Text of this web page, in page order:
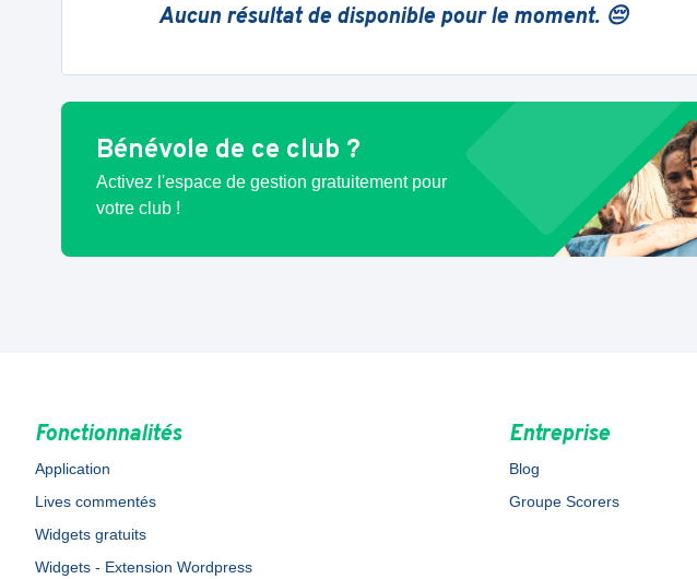
Aucun résultat de disponible pour le moment. 😔
Bénévole de ce club ?
Activez l'espace de gestion gratuitement pour
votre club !
Fonctionnalités
Application
Lives commentés
Widgets gratuits
Widgets - Extension Wordpress
Entreprise
Blog
Groupe Scorers